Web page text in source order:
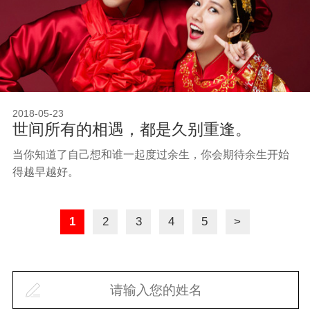
2018-05-23
世间所有的相遇，都是久别重逢。
当你知道了自己想和谁一起度过余生，你会期待余生开始
得越早越好。
1 2 3 4 5 >